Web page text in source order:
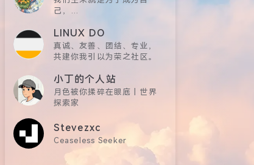
己，
LINUX DO
真诚、友善、团结、专业，
共建你我引以为荣之社区。
小丁的个人站
月色被你揉碎在眼底 | 世界
探索家
Stevezxc
Ceaseless Seeker